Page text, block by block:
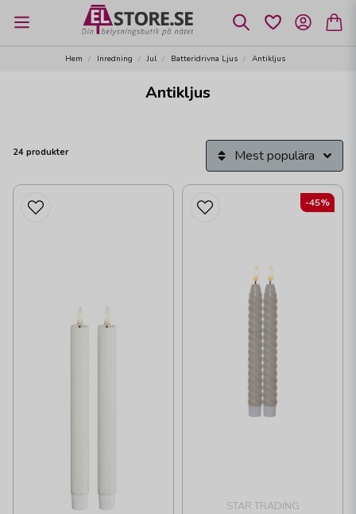
Hem Inredning Jul Batteridrivna Ljus Antikljus
Antikljus
24 produkter Mest populära
STAR TRADING
-45%